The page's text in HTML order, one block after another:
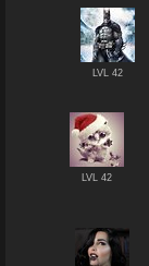
LVL 42
LVL 42